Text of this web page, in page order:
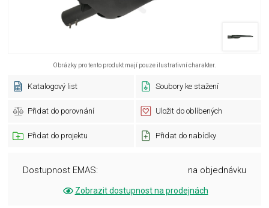
Obrázky pro tento produkt mají pouze ilustrativní charakter.
Katalogový list Soubory ke stažení
Přidat do porovnání Uložit do oblíbených
Přidat do projektu Přidat do nabídky
Dostupnost EMAS: na objednávku
Zobrazit dostupnost na prodejnách